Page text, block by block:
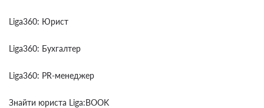
Liga360: Юрист
Liga360: Бухгалтер
Liga360: PR-менеджер
Знайти юриста Liga:BOOK